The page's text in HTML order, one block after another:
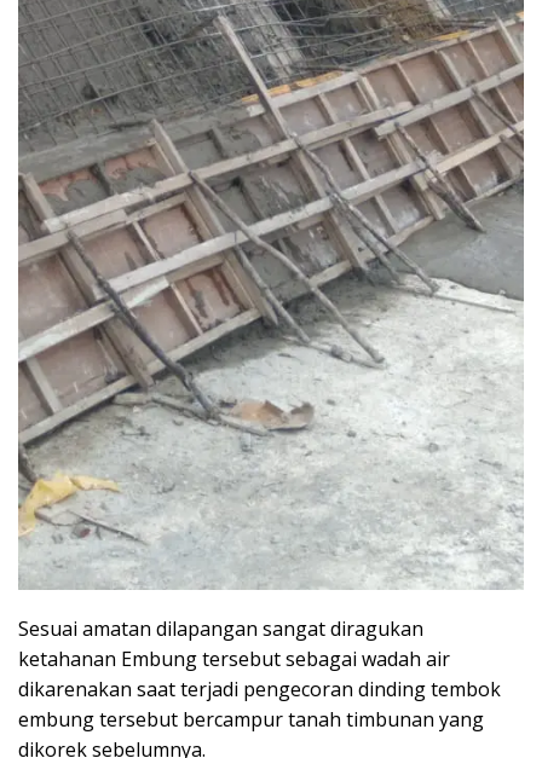
Sesuai amatan dilapangan sangat diragukan
ketahanan Embung tersebut sebagai wadah air
dikarenakan saat terjadi pengecoran dinding tembok
embung tersebut bercampur tanah timbunan yang
dikorek sebelumnya.